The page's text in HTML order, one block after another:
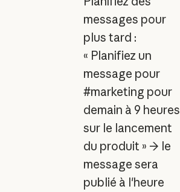
messages pour
plus tard :
« Planifiez un
message pour
#marketing pour
demain à 9 heures
sur le lancement
du produit » → le
message sera
publié à l'heure